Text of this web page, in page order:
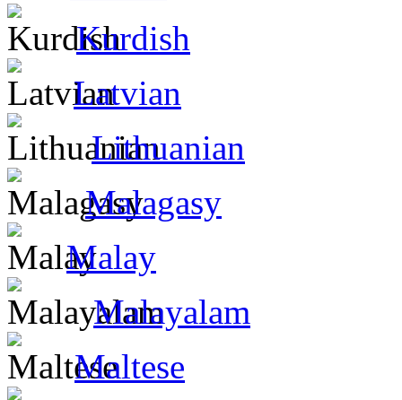
Kurdish
Latvian
Lithuanian
Malagasy
Malay
Malayalam
Maltese